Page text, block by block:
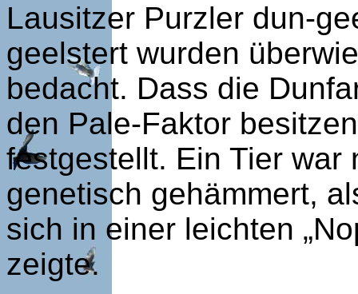
Lausitzer Purzler dun-
geelstert wurden
bedacht. Dass die
den Pale-Faktor
festgestellt. Ein Tier war
genetisch gehämmert,
sich in einer leichten
zeigte.